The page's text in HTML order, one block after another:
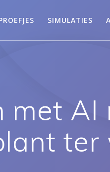
SIMULATIES
met AI
ter